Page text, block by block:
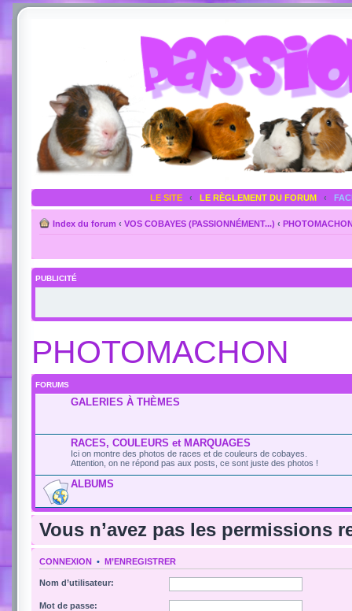
LE SITE ‹ LE RÈGLEMENT DU FORUM ‹
Index du forum ‹ VOS COBAYES (PASSIONNÉMENT...) ‹
PUBLICITÉ
PHOTOMACHON
FORUMS
GALERIES À THÈMES
RACES, COULEURS et MARQUAGES
Ici on montre des photos de races et de couleurs de cobayes.
Attention, on ne répond pas aux posts, ce sont juste des photos !
ALBUMS
Vous n’avez pas les permissions
CONNEXION • M’ENREGISTRER
Nom d’utilisateur:
Mot de passe: